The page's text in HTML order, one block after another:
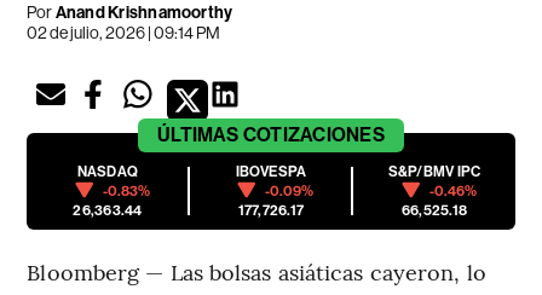
PorAnand Krishnamoorthy
02 de julio, 2026 | 09:14 PM
ÚLTIMAS COTIZACIONES
NASDAQ
-0.83%
26,363.44
IBOVESPA
-0.09%
177,726.17
S&P/BMV IPC
-0.46%
66,525.18
Bloomberg — Las bolsas asiáticas cayeron, lo